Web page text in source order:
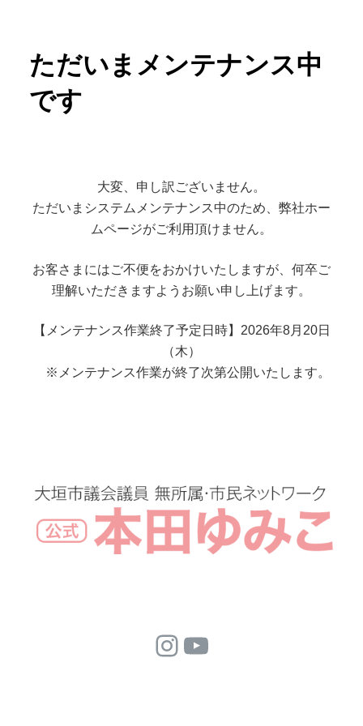
ただいまメンテナンス中
です
大変、申し訳ございません。
ただいまシステムメンテナンス中のため、弊社ホー
ムページがご利用頂けません。
お客さまにはご不便をおかけいたしますが、何卒ご
理解いただきますようお願い申し上げます。
【メンテナンス作業終了予定日時】2026年8月20日
（木）
※メンテナンス作業が終了次第公開いたします。
Instagram
YouTube